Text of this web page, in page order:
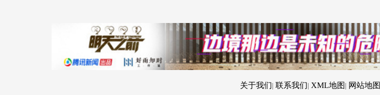
关于我们| 联系我们| XML地图 | 网站地图